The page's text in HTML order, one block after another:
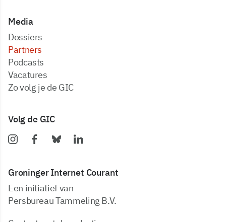
Media
dossiers
partners
podcasts
vacatures
zo volg je de GIC
Volg de GIC
Groninger Internet Courant
Een initiatief van
Persbureau Tammeling B.V.